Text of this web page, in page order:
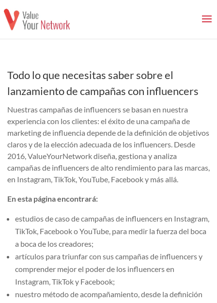
Todo lo que necesitas saber sobre el
lanzamiento de campañas con influencers
Nuestras campañas de influencers se basan en nuestra
experiencia con los clientes: el éxito de una campaña de
marketing de influencia depende de la definición de objetivos
claros y de la elección adecuada de los influencers. Desde
2016, ValueYourNetwork diseña, gestiona y analiza
campañas de influencers de alto rendimiento para las marcas,
en Instagram, TikTok, YouTube, Facebook y más allá.
En esta página encontrará:
estudios de caso de campañas de influencers en Instagram,
TikTok, Facebook o YouTube, para medir la fuerza del boca
a boca de los creadores;
artículos para triunfar con sus campañas de influencers y
comprender mejor el poder de los influencers en
Instagram, TikTok y Facebook;
nuestro método de acompañamiento, desde la definición